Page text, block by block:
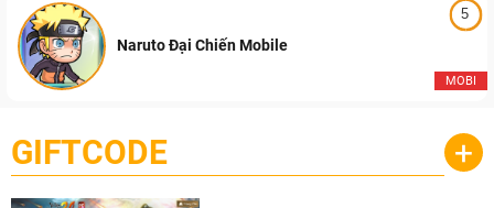
5
MOBI
Naruto Đại Chiến Mobile
GIFTCODE +